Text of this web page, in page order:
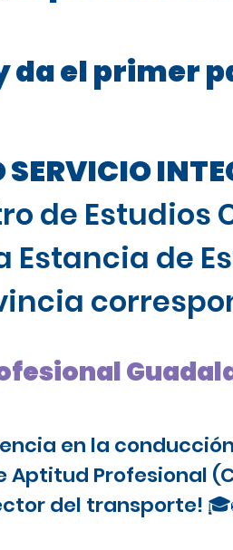
da el primer
de Estudios
Estancia de
en la
Profesional
del transporte!